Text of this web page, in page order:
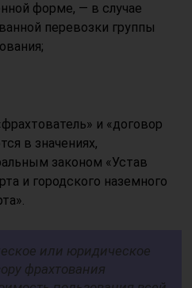
форме, — в случае
перевозки группы
и «договор
в значениях,
законом «Устав
и городского наземного
или юридическое
фрахтования